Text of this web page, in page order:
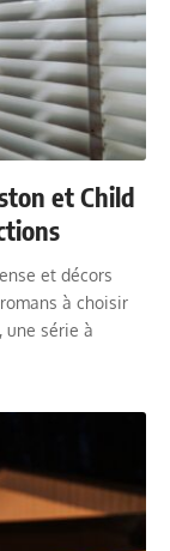
et Child
et décors
à choisir
une série à